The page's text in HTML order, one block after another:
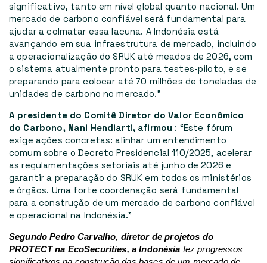
significativo, tanto em nível global quanto nacional. Um
mercado de carbono confiável será fundamental para
ajudar a colmatar essa lacuna. A Indonésia está
avançando em sua infraestrutura de mercado, incluindo
a operacionalização do SRUK até meados de 2026, com
o sistema atualmente pronto para testes-piloto, e se
preparando para colocar até 70 milhões de toneladas de
unidades de carbono no mercado.”
A presidente do Comitê Diretor do Valor Econômico
do Carbono, Nani Hendiarti, afirmou : “Este fórum
exige ações concretas: alinhar um entendimento
comum sobre o Decreto Presidencial 110/2025, acelerar
as regulamentações setoriais até junho de 2026 e
garantir a preparação do SRUK em todos os ministérios
e órgãos. Uma forte coordenação será fundamental
para a construção de um mercado de carbono confiável
e operacional na Indonésia.”
Segundo Pedro Carvalho, diretor de projetos do
PROTECT na EcoSecurities, a Indonésia fez progressos